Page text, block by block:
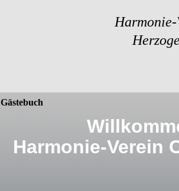
Gästebuch
Harmonie-Verein